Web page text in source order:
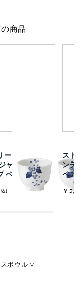
商品
ー ブルーム イ
ャパニーズ テ
ペア
)
スト
ンデ
ペア
￥
ボウル M